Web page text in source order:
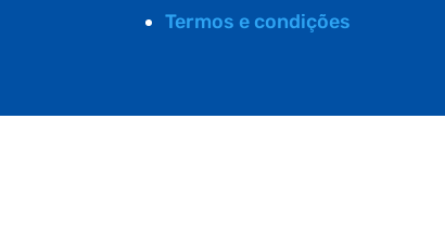
Termos e condições